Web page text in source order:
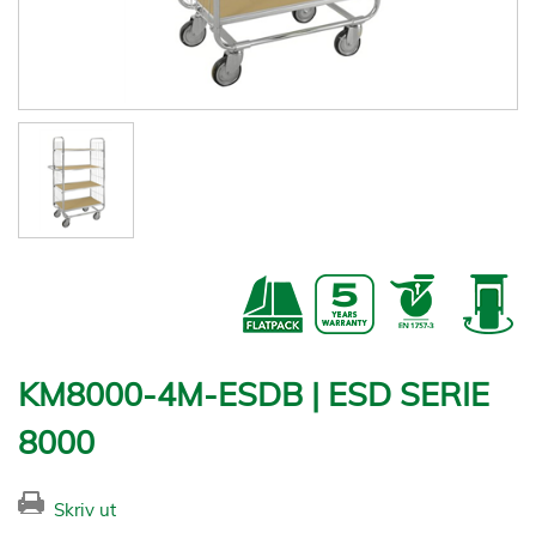
KM8000-4M-ESDB | ESD SERIE
8000
Skriv ut